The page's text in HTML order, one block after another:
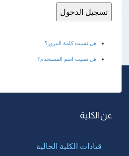
هل نسيت كلمة المرور؟
هل نسيت اسم المستخدم؟
عن الكلية
قيادات الكلية الحالية